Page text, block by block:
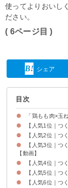
使ってよりおいし
ださい。
( 6ページ目 )
シェア
目次
「鶏もも肉×玉
【人気1位｜つ
【人気2位｜つ
【人気3位｜つ
【動画】
【人気4位｜つ
【人気5位｜つ
【人気6位｜つ